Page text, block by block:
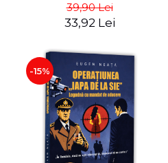
39,90 Lei
33,92 Lei
-15%